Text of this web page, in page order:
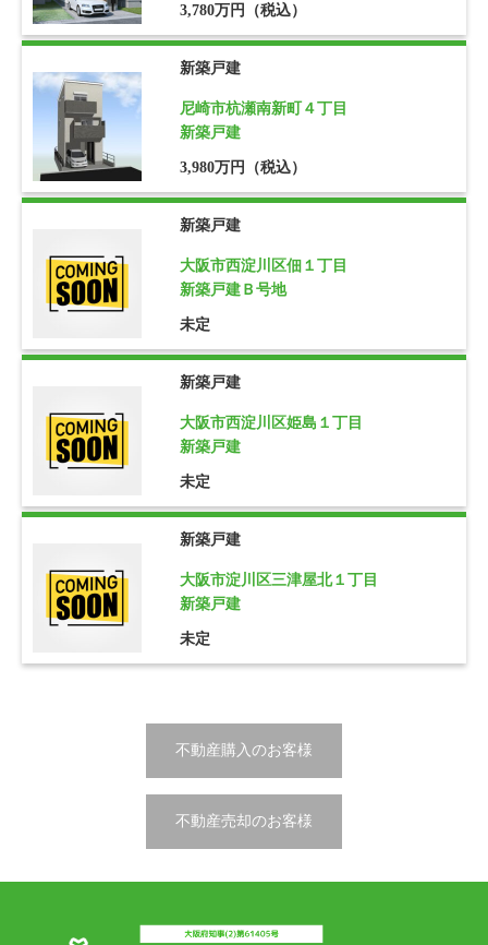
3,780万円（税込）
新築戸建
尼崎市杭瀬南新町４丁目
新築戸建
3,980万円（税込）
新築戸建
大阪市西淀川区佃１丁目
新築戸建Ｂ号地
未定
新築戸建
大阪市西淀川区姫島１丁目
新築戸建
未定
新築戸建
大阪市淀川区三津屋北１丁目
新築戸建
未定
不動産購入のお客様
不動産売却のお客様